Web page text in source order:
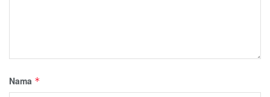
Nama *